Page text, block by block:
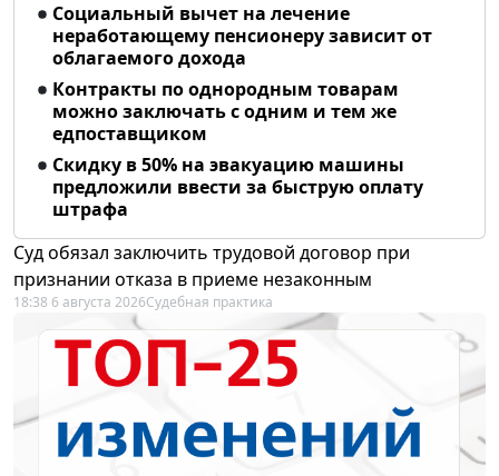
Социальный вычет на лечение
неработающему пенсионеру зависит от
облагаемого дохода
Контракты по однородным товарам
можно заключать с одним и тем же
едпоставщиком
Скидку в 50% на эвакуацию машины
предложили ввести за быструю оплату
штрафа
Суд обязал заключить трудовой договор при
признании отказа в приеме незаконным
18:38 6 августа 2026Судебная практика